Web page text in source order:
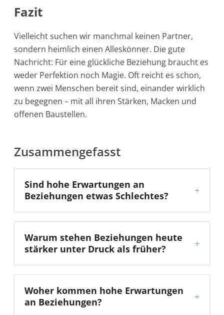
Fazit
Vielleicht suchen wir manchmal keinen Partner,
sondern heimlich einen Alleskönner. Die gute
Nachricht: Für eine glückliche Beziehung braucht es
weder Perfektion noch Magie. Oft reicht es schon,
wenn zwei Menschen bereit sind, einander wirklich
zu begegnen – mit all ihren Stärken, Macken und
offenen Baustellen.
Zusammengefasst
Sind hohe Erwartungen an
Beziehungen etwas Schlechtes?
+
Warum stehen Beziehungen heute
stärker unter Druck als früher?
+
Woher kommen hohe Erwartungen
an Beziehungen?
+